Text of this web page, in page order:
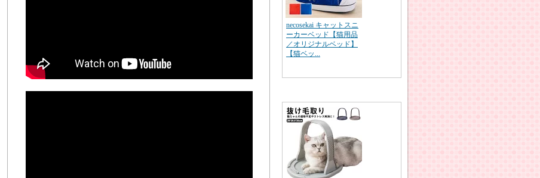
necosekai キャットスニ
ーカーベッド【猫用品
／オリジナルベッド】
【猫ベッ...